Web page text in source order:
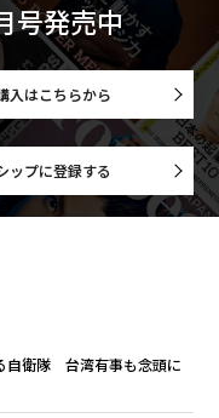
号発売中
入はこちらから
ップに登録する
自衛隊 台湾有事も念頭に